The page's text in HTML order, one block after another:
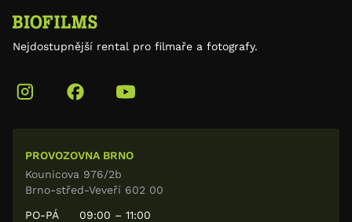
Nejdostupnější rental pro filmaře a fotografy.
PROVOZOVNA BRNO
Kounicova 976/2b
Brno-střed-Veveří 602 00
PO-PÁ
09:00 – 11:00